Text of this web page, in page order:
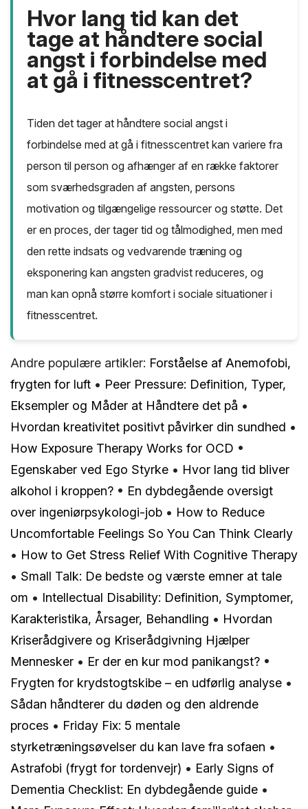
Hvor lang tid kan det
tage at håndtere social
angst i forbindelse med
at gå i fitnesscentret?
Tiden det tager at håndtere social angst i
forbindelse med at gå i fitnesscentret kan variere fra
person til person og afhænger af en række faktorer
som sværhedsgraden af angsten, persons
motivation og tilgængelige ressourcer og støtte. Det
er en proces, der tager tid og tålmodighed, men med
den rette indsats og vedvarende træning og
eksponering kan angsten gradvist reduceres, og
man kan opnå større komfort i sociale situationer i
fitnesscentret.
Andre populære artikler: Forståelse af Anemofobi,
frygten for luft • Peer Pressure: Definition, Typer,
Eksempler og Måder at Håndtere det på •
Hvordan kreativitet positivt påvirker din sundhed •
How Exposure Therapy Works for OCD •
Egenskaber ved Ego Styrke • Hvor lang tid bliver
alkohol i kroppen? • En dybdegående oversigt
over ingeniørpsykologi-job • How to Reduce
Uncomfortable Feelings So You Can Think Clearly
• How to Get Stress Relief With Cognitive Therapy
• Small Talk: De bedste og værste emner at tale
om • Intellectual Disability: Definition, Symptomer,
Karakteristika, Årsager, Behandling • Hvordan
Kriserådgivere og Kriserådgivning Hjælper
Mennesker • Er der en kur mod panikangst? •
Frygten for krydstogtskibe – en udførlig analyse •
Sådan håndterer du døden og den aldrende
proces • Friday Fix: 5 mentale
styrketræningsøvelser du kan lave fra sofaen •
Astrafobi (frygt for tordenvejr) • Early Signs of
Dementia Checklist: En dybdegående guide •